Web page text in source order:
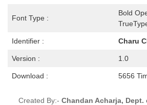
Font Type :
Bold
Identifier : Charu
Version : 1.0
Download : 5656
Created By:- Chandan Acharja,